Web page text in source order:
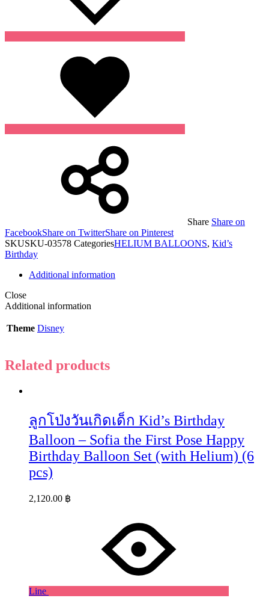
Share Share on
FacebookShare on TwitterShare on Pinterest
SKUSKU-03578 CategoriesHELIUM BALLOONS, Kid’s
Birthday
Additional information
Close
Additional information
Theme Disney
Related products
ลูกโป่งวันเกิดเด็ก Kid’s Birthday
Balloon – Sofia the First Pose Happy
Birthday Balloon Set (with Helium) (6
pcs)
2,120.00 ฿
Line